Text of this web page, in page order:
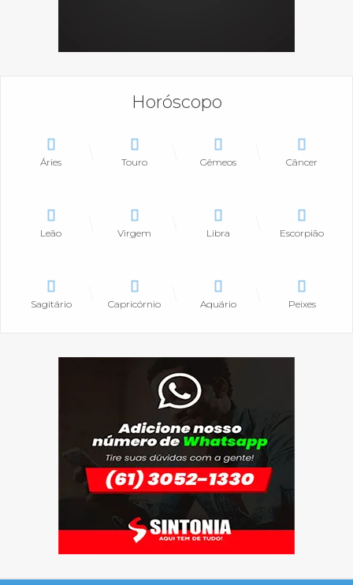
Horóscopo
Áries Touro Gêmeos Câncer
Leão Virgem Libra Escorpião
Sagitário Capricórnio Aquário Peixes